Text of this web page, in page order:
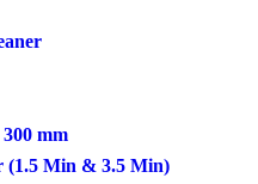
mm
(1.5 Min & 3.5 Min)